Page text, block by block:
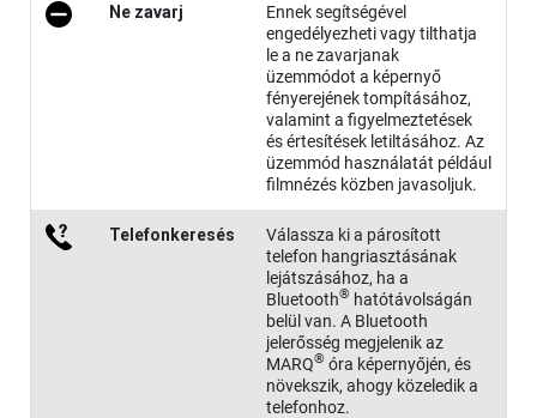
Ne zavarj
Ennek segítségével
engedélyezheti vagy tilthatja
le a ne zavarjanak
üzemmódot a képernyő
fényerejének tompításához,
valamint a figyelmeztetések
és értesítések letiltásához. Az
üzemmód használatát például
filmnézés közben javasoljuk.
Telefon​keresés
Válassza ki a párosított
telefon hangriasztásának
lejátszásához, ha a
Bluetooth® hatótávolságán
belül van. A Bluetooth
jelerősség megjelenik az
MARQ® óra képernyőjén, és
növekszik, ahogy közeledik a
telefonhoz.